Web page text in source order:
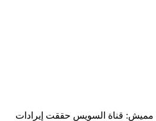
مميش: قناة السويس حققت إيرادات